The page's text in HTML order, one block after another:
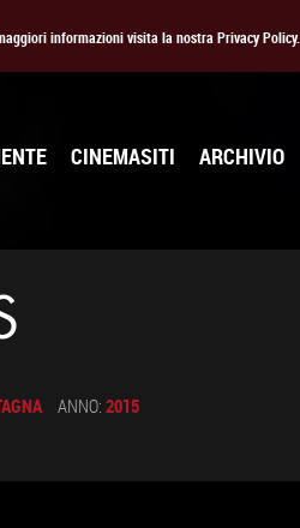
informazioni visita la nostra Privacy Policy.
CINEMASITI ARCHIVIO
ANNO: 2015